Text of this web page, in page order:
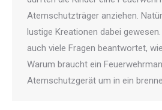
Atemschutzträger anziehen.
lustige Kreationen dabei
auch viele Fragen beantwortet,
Warum braucht ein
Atemschutzgerät um in ein